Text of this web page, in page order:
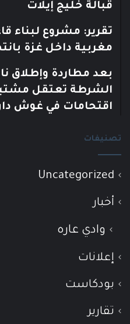
قبالة خليج إيلات
تقرير: مشروع لبناء
مغربية داخل غزة
بعد مطاردة وإطلاق
الشرطة تعتقل
اقتحامات في غوش
تصنيفات
Uncategorized
أخبار
وادي عاره
إعلانات
بودكاست
تقارير